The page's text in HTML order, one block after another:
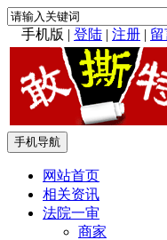
手机版 | 登陆 | 注册 |
手机导航
网站首页
相关资讯
法院一审
商家